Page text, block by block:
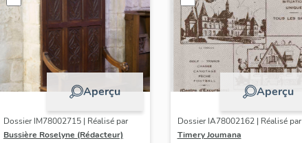
Aperçu
Dossier IM78002715 | Réalisé par
Bussière Roselyne (Rédacteur)
Aperçu
Dossier IA78002162 | Réalisé par
Timery Joumana